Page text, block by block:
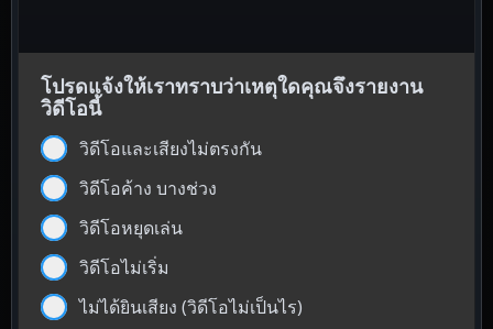
โปรดแจ้งให้เราทราบว่าเหตุใดคุณจึงรายงาน
วิดีโอนี้
วิดีโอและเสียงไม่ตรงกัน
วิดีโอค้าง บางช่วง
วิดีโอหยุดเล่น
วิดีโอไม่เริ่ม
ไม่ได้ยินเสียง (วิดีโอไม่เป็นไร)